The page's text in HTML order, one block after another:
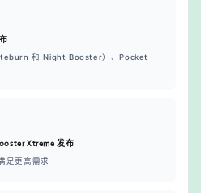
和 Night Booster）、Pocket
Xtreme 发布
足更高需求